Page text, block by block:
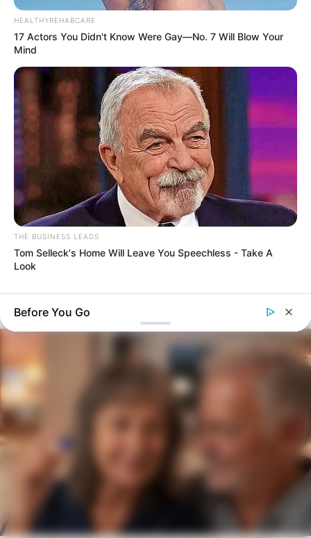
HEALTHYREHABCARE
17 Actors You Didn't Know Were Gay—No. 7 Will Blow Your
Mind
THE BUSINESS LEADS
Tom Selleck's Home Will Leave You Speechless - Take A
Look
Japan's Oldest Doctors Say Memory Loss Isn't Age: Just
Stop Drinking These 3 Beverages